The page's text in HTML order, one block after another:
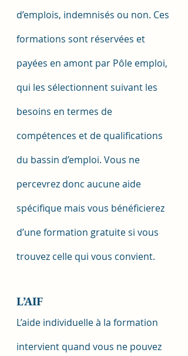
d’emplois, indemnisés ou non. Ces
formations sont réservées et
payées en amont par Pôle emploi,
qui les sélectionnent suivant les
besoins en termes de
compétences et de qualifications
du bassin d’emploi. Vous ne
percevrez donc aucune aide
spécifique mais vous bénéficierez
d’une formation gratuite si vous
trouvez celle qui vous convient.
L’AIF
L’aide individuelle à la formation
intervient quand vous ne pouvez